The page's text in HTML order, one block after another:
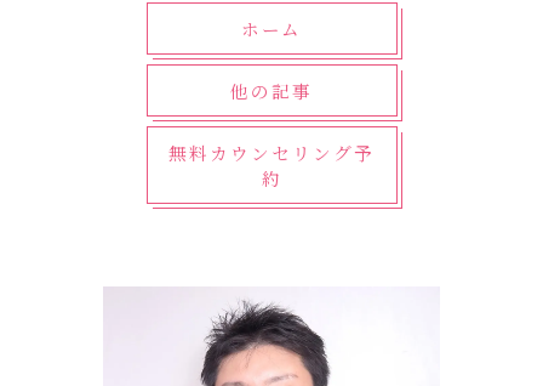
ホーム
他の記事
無料カウンセリング予
約